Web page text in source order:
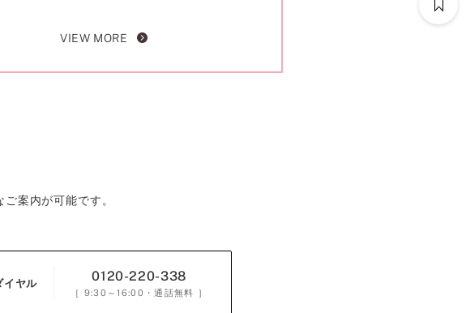
VIEW MORE
案内が可能です。
イヤル 0120-220-338
［ 9:30～16:00 ・通話無料 ］